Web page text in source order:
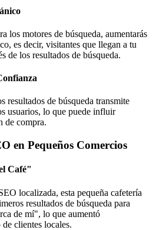
los motores de búsqueda, aumentarás
es decir, visitantes que llegan a tu
de los resultados de búsqueda.
resultados de búsqueda transmite
usuarios, lo que puede influir
de compra.
en Pequeños Comercios
Café"
localizada, esta pequeña cafetería
resultados de búsqueda para
de mí", lo que aumentó
clientes locales.